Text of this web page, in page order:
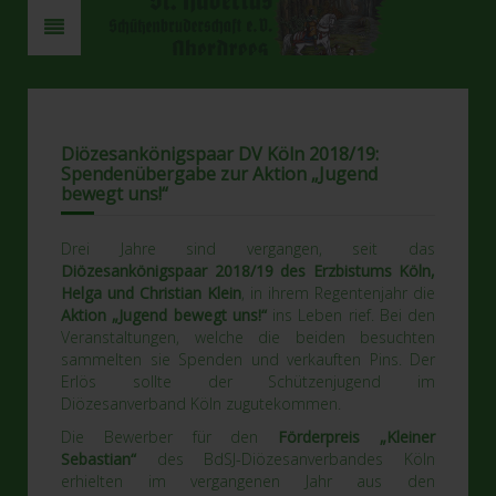
Diözesankönigspaar DV Köln 2018/19:
Spendenübergabe zur Aktion „Jugend
bewegt uns!“
Drei Jahre sind vergangen, seit das
Diözesankönigspaar 2018/19 des Erzbistums Köln,
Helga und Christian Klein, in ihrem Regentenjahr die
Aktion „Jugend bewegt uns!“ins Leben rief. Bei den
Veranstaltungen, welche die beiden besuchten
sammelten sie Spenden und verkauften Pins. Der
Erlös sollte der Schützenjugend im
Diözesanverband Köln zugutekommen.
Die Bewerber für den Förderpreis „Kleiner
Sebastian“ des BdSJ-Diözesanverbandes Köln
erhielten im vergangenen Jahr aus den